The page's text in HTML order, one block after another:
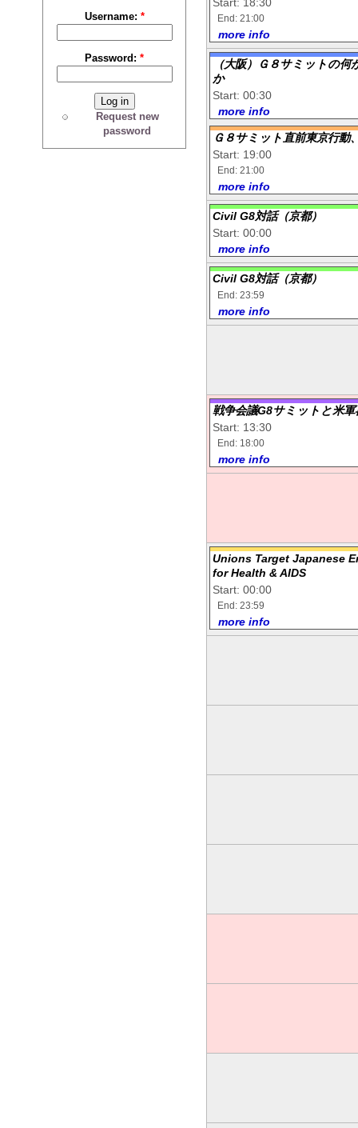
Username: *
Password:*
Request new
password
Start: 18:30
End: 21:00
more info
（大阪）Ｇ８サミットの
か
Start: 00:30
more info
Ｇ８サミット直前東京行動
Start: 19:00
End: 21:00
more info
Civil G8対話（京都）
Start: 00:00
more info
Civil G8対話（京都）
End: 23:59
more info
戦争会議G8サミットと米
Start: 13:30
End: 18:00
more info
Unions Target Japanese
for Health & AIDS
Start: 00:00
End: 23:59
more info